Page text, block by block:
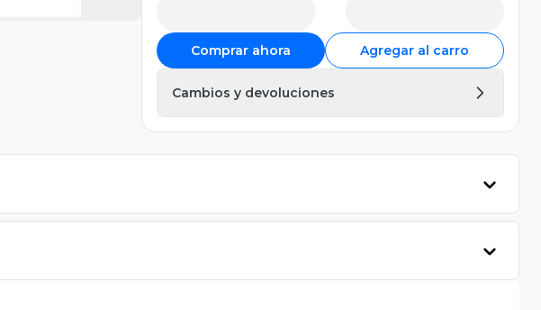
Comprar ahora Agregar al carro
Cambios y devoluciones